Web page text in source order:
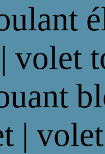
volet
|